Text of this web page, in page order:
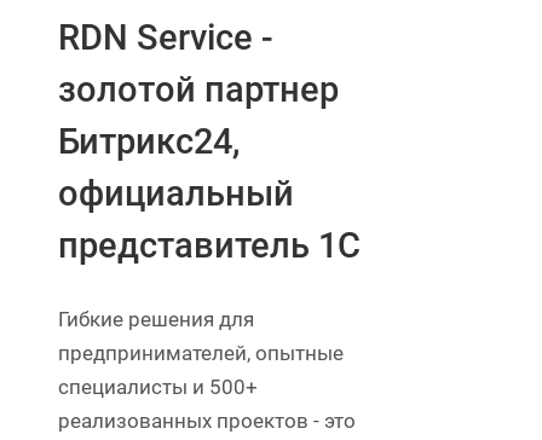
RDN Service -
золотой партнер
Битрикс24,
официальный
представитель 1С
Гибкие решения для
предпринимателей, опытные
специалисты и 500+
реализованных проектов - это